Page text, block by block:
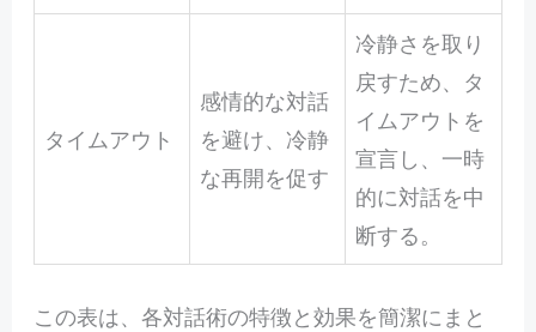
タイムアウト
感情的な対話
を避け、冷静
な再開を促す
冷静さを取り
戻すため、タ
イムアウトを
宣言し、一時
的に対話を中
断する。
この表は、各対話術の特徴と効果を簡潔にまと